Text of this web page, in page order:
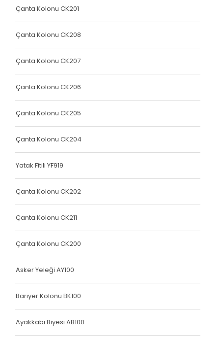
Çanta Kolonu
Yatak Fitili
Yatak Fitili
Yatak Fitili
Yatak Fitili
Yatak Fitili
Terlik Kolonu
Hava Kapsülü
Yatak Fitili
Yatak Fitili
Elastik Kolon Siyah Seri
Elastik Kolon Mavi Seri
Elastik Kolon Yeşil Seri
Çanta Kolonu CK201
Çanta Kolonu CK208
Çanta Kolonu CK207
Çanta Kolonu CK206
Çanta Kolonu CK205
Çanta Kolonu CK204
Yatak Fitili YF919
Çanta Kolonu CK202
Çanta Kolonu CK211
Çanta Kolonu CK200
Asker Yeleği AY100
Bariyer Kolonu BK100
Ayakkabı Biyesi AB100